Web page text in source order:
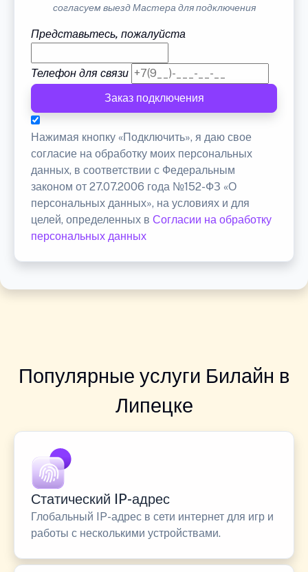
согласуем выезд Мастера для подключения
Представьтесь, пожалуйста
Телефон для связи
Заказ подключения
Нажимая кнопку «Подключить», я даю свое
согласие на обработку моих персональных
данных, в соответствии с Федеральным
законом от 27.07.2006 года №152-ФЗ «О
персональных данных», на условиях и для
целей, определенных в Согласии на обработку
персональных данных
Популярные услуги Билайн в
Липецке
Статический IP-адрес
Глобальный IP-адрес в сети интернет для игр и
работы с несколькими устройствами.